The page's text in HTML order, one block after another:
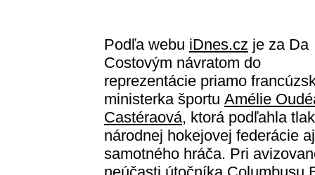
Podľa webu iDnes.cz je za Da
Costovým návratom do
reprezentácie priamo
ministerka športu Amélie
Castéraová, ktorá podľahla
národnej hokejovej federácie aj
samotného hráča. Pri